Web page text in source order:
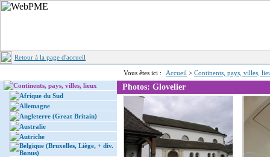
Retour à la page d'accueil
Vous êtes ici : Accueil > Continents, pays, villes,
Continents, pays, villes, lieux
Afrique du Sud
Allemagne
Angleterre (Great Britain)
Australie
Autriche
Belgique (Bruxelles, Liège, + div.
Bonus)
Photos: Glovelier